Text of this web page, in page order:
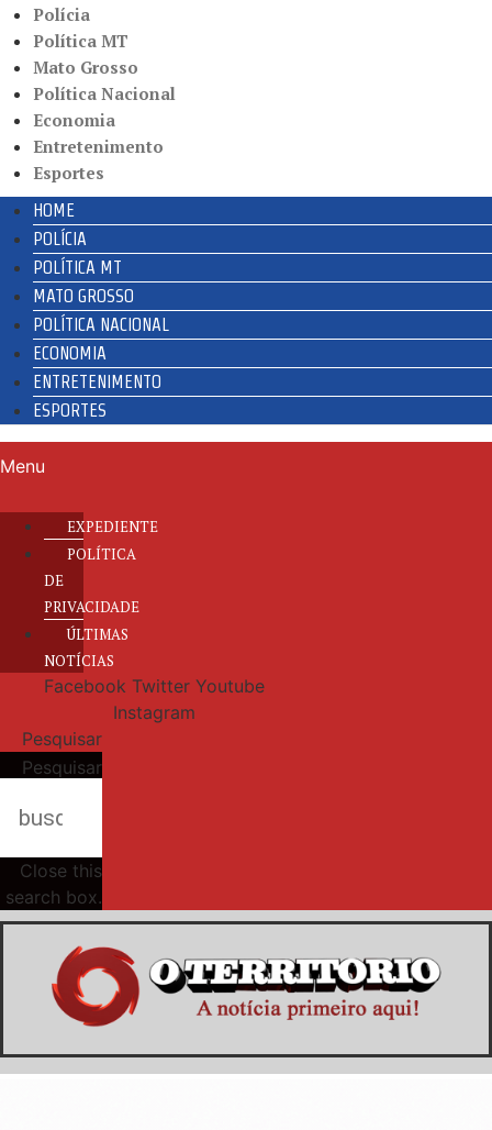
Polícia
Política MT
Mato Grosso
Política Nacional
Economia
Entretenimento
Esportes
HOME
POLÍCIA
POLÍTICA MT
MATO GROSSO
POLÍTICA NACIONAL
ECONOMIA
ENTRETENIMENTO
ESPORTES
Menu
EXPEDIENTE
POLÍTICA
DE
PRIVACIDADE
ÚLTIMAS
NOTÍCIAS
Facebook Twitter Youtube
Instagram
Pesquisar
Pesquisar
Close this
search box.